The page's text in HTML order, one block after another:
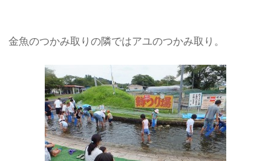
金魚のつかみ取りの隣ではアユのつかみ取り。